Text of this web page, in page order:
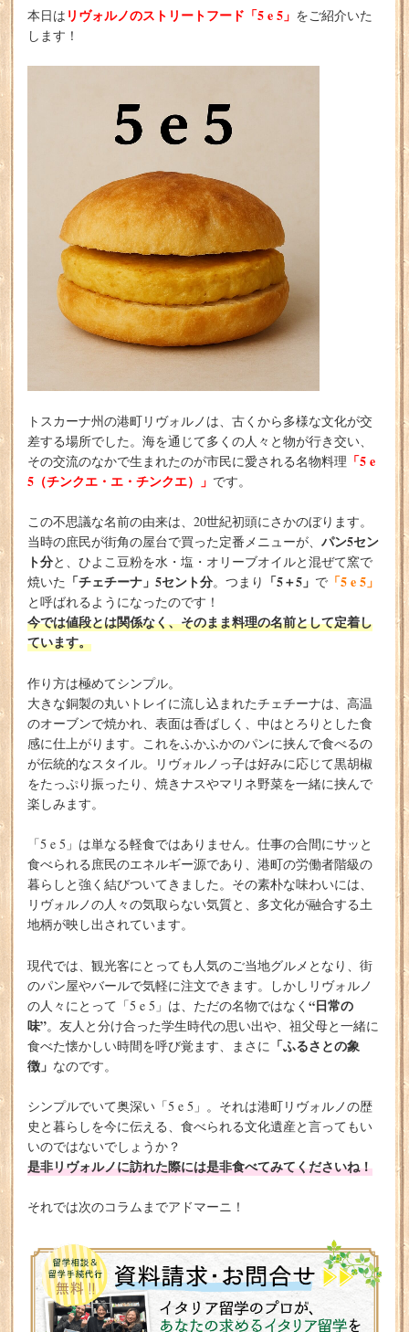
本日は リヴォルノのストリートフード「5 e 5」 をご紹介いた
します！
トスカーナ州の港町リヴォルノは、古くから多様な文化が交
差する場所でした。海を通じて多くの人々と物が行き交い、
その交流のなかで生まれたのが市民に愛される名物料理 「5 e
5（チンクエ・エ・チンクエ）」 です。
この不思議な名前の由来は、20世紀初頭にさかのぼります。
当時の庶民が街角の屋台で買った定番メニューが、 パン5セン
ト分と、ひよこ豆粉を水・塩・オリーブオイルと混ぜて窯で
焼いた 「チェチーナ」5セント分。つまり 「5＋5」 で 「5 e 5」
と呼ばれるようになったのです！
今では値段とは関係なく、そのまま料理の名前として定着し
ています。
作り方は極めてシンプル。
大きな銅製の丸いトレイに流し込まれたチェチーナは、高温
のオーブンで焼かれ、表面は香ばしく、中はとろりとした食
感に仕上がります。これをふかふかのパンに挟んで食べるの
が伝統的なスタイル。リヴォルノっ子は好みに応じて黒胡椒
をたっぷり振ったり、焼きナスやマリネ野菜を一緒に挟んで
楽しみます。
「5 e 5」は単なる軽食ではありません。仕事の合間にサッと
食べられる庶民のエネルギー源であり、港町の労働者階級の
暮らしと強く結びついてきました。その素朴な味わいには、
リヴォルノの人々の気取らない気質と、多文化が融合する土
地柄が映し出されています。
現代では、観光客にとっても人気のご当地グルメとなり、街
のパン屋やバールで気軽に注文できます。しかしリヴォルノ
の人々にとって「5 e 5」は、ただの名物ではなく “日常の
味”。友人と分け合った学生時代の思い出や、祖父母と一緒に
食べた懐かしい時間を呼び覚ます、まさに 「ふるさとの象
徴」 なのです。
シンプルでいて奥深い「5 e 5」。それは港町リヴォルノの歴
史と暮らしを今に伝える、食べられる文化遺産と言ってもい
いのではないでしょうか？
是非リヴォルノに訪れた際には是非食べてみてくださいね！
それでは次のコラムまでアドマーニ！